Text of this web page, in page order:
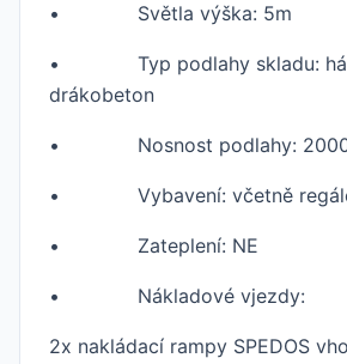
• Světla výška: 5m
• Typ podlahy skladu:
drákobeton
• Nosnost podlahy:
• Vybavení: včetně
• Zateplení: NE
• Nákladové vjezdy:
2x nakládací rampy SPEDOS